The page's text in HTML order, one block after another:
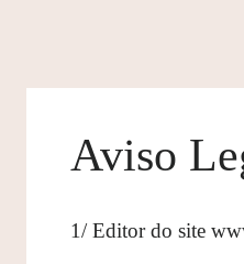
Aviso
1/ Editor do site